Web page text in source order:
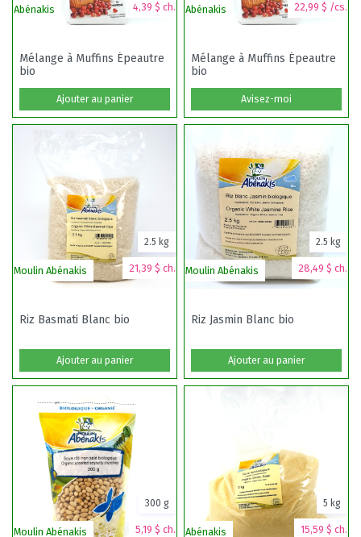
Abénakis 4,39 $ ch.
Mélange à Muffins Épeautre
bio
Ajouter au panier
Abénakis 22,99 $ /cs.
Mélange à Muffins Épeautre
bio
Avisez-moi
Moulin Abénakis 21,39 $ ch.
2.5 kg
Riz Basmati Blanc bio
Ajouter au panier
Moulin Abénakis 28,49 $ ch.
2.5 kg
Riz Jasmin Blanc bio
Ajouter au panier
Moulin Abénakis 5,19 $ ch.
300 g
Abénakis 15,59 $ ch.
5 kg